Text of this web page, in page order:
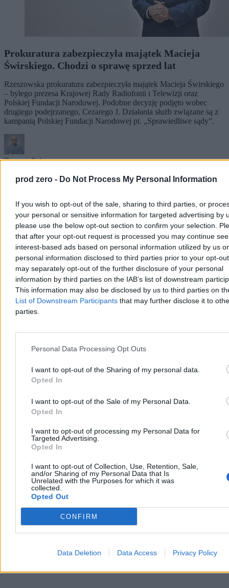
prod zero - Do Not Process My Personal Information
If you wish to opt-out of the sale, sharing to third parties, or
your personal or sensitive information for targeted advertising by
please use the below opt-out section to confirm your selection.
that after your opt-out request is processed you may continue
interest-based ads based on personal information utilized by us or
personal information disclosed to third parties prior to your opt-
may separately opt-out of the further disclosure of your personal
information by third parties on the IAB’s list of downstream
This information may also be disclosed by us to third parties on
List of Downstream Participants that may further disclose it to
parties.
Personal Data Processing Opt Outs
I want to opt-out of the Sharing of my personal data.
Opted In
I want to opt-out of the Sale of my Personal Data.
Opted In
I want to opt-out of processing my Personal Data for
Targeted Advertising.
Opted In
I want to opt-out of Collection, Use, Retention, Sale,
and/or Sharing of my Personal Data that Is
Unrelated with the Purposes for which it was
collected.
Opted Out
CONFIRM
Data Deletion Data Access Privacy Policy
Prokuratura zabezpieczyła majątek Macieja
Świrskiego. Chodzi o sprawę sprzed lat
Rzeszowska prokuratura zabezpieczyła majątek Macieja Świrskiego
– byłego prezesa Krajowej Rady Radiofonii i Telewizji oraz
Polskiej Fundacji Narodowej. Podobne decyzję podjęto wobec
drugiego podejrzanego, Cezarego J. Działania służb związane są z
kampanią Polskiej Fundacji Narodowej pt. „Sprawiedliwe sądy”.
Tomasz Pałasz
2 min
apelują do świadków
dramat i niewyjaśniona zagadka. Rodzina ma zastrzeżenia do pracy
śledczych i apeluje do wszystkich, którzy mogą mieć informacje o
tym, co wydarzyło się w życiu ich córki przed śmiercią. O
opowiadają w rozmowie z reporterką Kanału Zero Moniką
Krześniak.
Monika Krześniak,Agnieszka Waś-Turecka
4 min
Reklama